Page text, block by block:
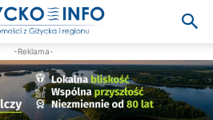
-Reklama-